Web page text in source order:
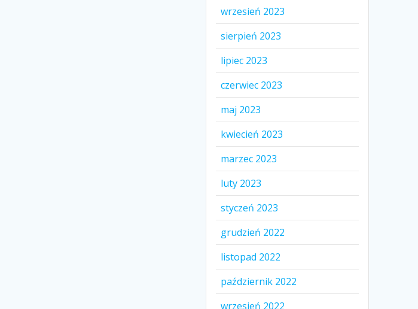
wrzesień 2023
sierpień 2023
lipiec 2023
czerwiec 2023
maj 2023
kwiecień 2023
marzec 2023
luty 2023
styczeń 2023
grudzień 2022
listopad 2022
październik 2022
wrzesień 2022